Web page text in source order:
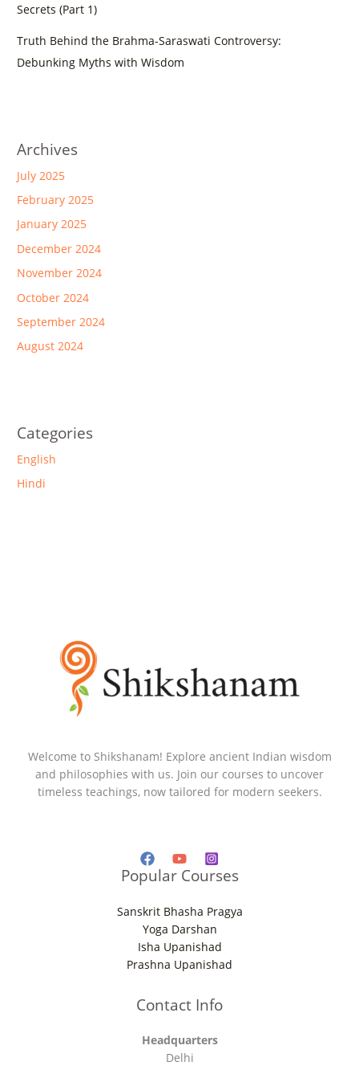
Secrets (Part 1)
Truth Behind the Brahma-Saraswati Controversy:
Debunking Myths with Wisdom
Archives
July 2025
February 2025
January 2025
December 2024
November 2024
October 2024
September 2024
August 2024
Categories
English
Hindi
Welcome to Shikshanam! Explore ancient Indian wisdom
and philosophies with us. Join our courses to uncover
timeless teachings, now tailored for modern seekers.
Popular Courses
Sanskrit Bhasha Pragya
Yoga Darshan
Isha Upanishad
Prashna Upanishad
Contact Info
Headquarters
Delhi